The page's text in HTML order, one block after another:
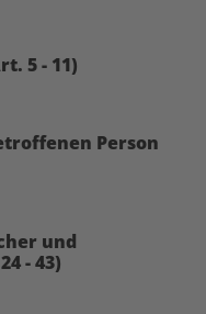
5 - 11)
Person
und
- 43)